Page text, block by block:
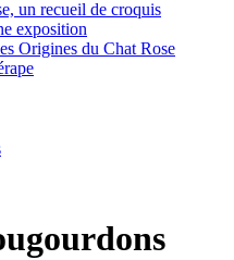
un recueil de croquis
exposition
Origines du Chat Rose